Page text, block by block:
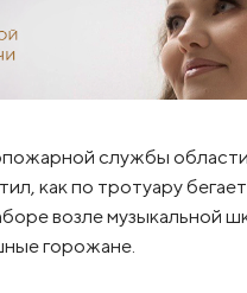
службы
как по тротуару
возле музыкальной
горожане.